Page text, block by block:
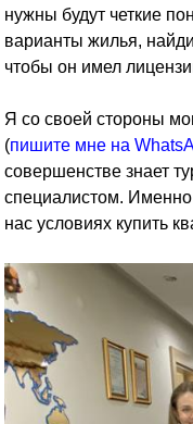
нужны будут четкие
варианты жилья,
чтобы он имел
Я со своей стороны
(пишите мне на
совершенстве знает
специалистом.
нас условиях купить